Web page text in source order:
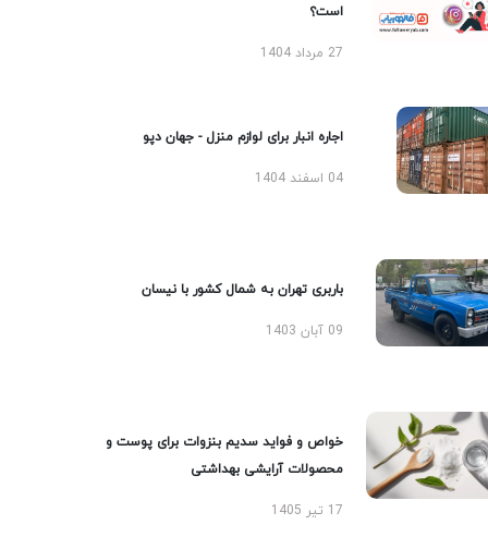
است؟
27 مرداد 1404
اجاره انبار برای لوازم منزل - جهان دپو
04 اسفند 1404
باربری تهران به شمال کشور با نیسان
09 آبان 1403
خواص و فواید سدیم بنزوات برای پوست و
محصولات آرایشی بهداشتی
17 تیر 1405